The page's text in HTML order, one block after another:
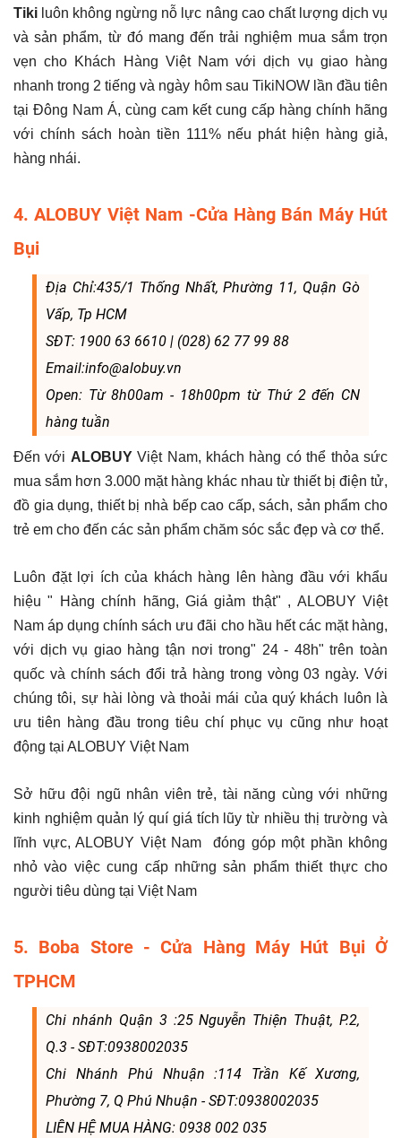
Tiki luôn không ngừng nỗ lực nâng cao chất lượng dịch vụ
và sản phẩm, từ đó mang đến trải nghiệm mua sắm trọn
vẹn cho Khách Hàng Việt Nam với dịch vụ giao hàng
nhanh trong 2 tiếng và ngày hôm sau TikiNOW lần đầu tiên
tại Đông Nam Á, cùng cam kết cung cấp hàng chính hãng
với chính sách hoàn tiền 111% nếu phát hiện hàng giả,
hàng nhái.
4. ALOBUY Việt Nam -Cửa Hàng Bán Máy Hút
Bụi
Địa Chỉ:435/1 Thống Nhất, Phường 11, Quận Gò
Vấp, Tp HCM
SĐT: 1900 63 6610 | (028) 62 77 99 88
Email:info@alobuy.vn
Open: Từ 8h00am - 18h00pm từ Thứ 2 đến CN
hàng tuần
Đến với ALOBUYViệt Nam, khách hàng có thể thỏa sức
mua sắm hơn 3.000 mặt hàng khác nhau từ thiết bị điện tử,
đồ gia dụng, thiết bị nhà bếp cao cấp, sách, sản phẩm cho
trẻ em cho đến các sản phẩm chăm sóc sắc đẹp và cơ thể.
Luôn đặt lợi ích của khách hàng lên hàng đầu với khẩu
hiệu " Hàng chính hãng, Giá giảm thật" , ALOBUY Việt
Nam áp dụng chính sách ưu đãi cho hầu hết các mặt hàng,
với dịch vụ giao hàng tận nơi trong" 24 - 48h" trên toàn
quốc và chính sách đổi trả hàng trong vòng 03 ngày. Với
chúng tôi, sự hài lòng và thoải mái của quý khách luôn là
ưu tiên hàng đầu trong tiêu chí phục vụ cũng như hoạt
động tại ALOBUY Việt Nam
Sở hữu đội ngũ nhân viên trẻ, tài năng cùng với những
kinh nghiệm quản lý quí giá tích lũy từ nhiều thị trường và
lĩnh vực, ALOBUY Việt Nam đóng góp một phần không
nhỏ vào việc cung cấp những sản phẩm thiết thực cho
người tiêu dùng tại Việt Nam
5. Boba Store - Cửa Hàng Máy Hút Bụi Ở
TPHCM
Chi nhánh Quận 3 :25 Nguyễn Thiện Thuật, P.2,
Q.3 - SĐT:0938002035
Chi Nhánh Phú Nhuận :114 Trần Kế Xương,
Phường 7, Q Phú Nhuận - SĐT:0938002035
LIÊN HỆ MUA HÀNG: 0938 002 035